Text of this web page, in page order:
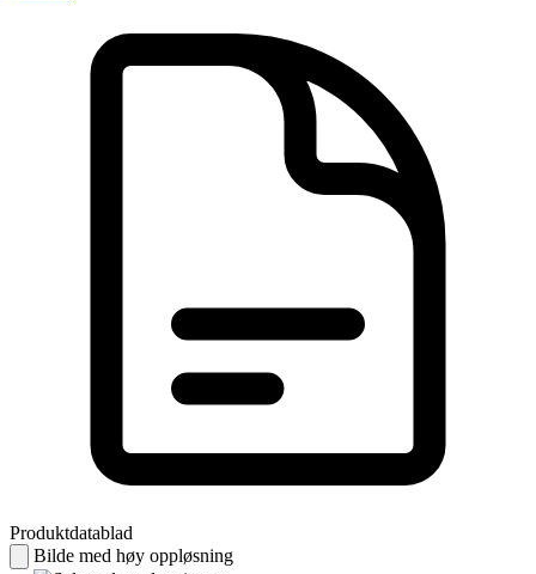
Produktdatablad
Bilde med høy oppløsning